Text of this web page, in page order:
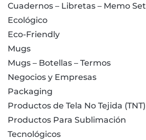
Cuadernos – Libretas – Memo Set
Ecológico
Eco-Friendly
Mugs
Mugs – Botellas – Termos
Negocios y Empresas
Packaging
Productos de Tela No Tejida (TNT)
Productos Para Sublimación
Tecnológicos